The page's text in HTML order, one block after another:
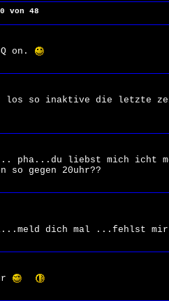
von 48
on.
los so inaktive die letzte
pha...du liebst mich icht
so gegen 20uhr??
dich mal ...fehlst